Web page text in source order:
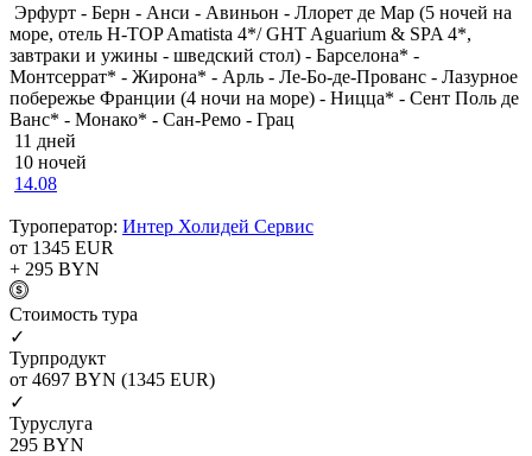
Эрфурт - Берн - Анси - Авиньон - Ллорет де Мар (5 ночей на
море, отель H-TOP Amatista 4*/ GHT Aguarium & SPA 4*,
завтраки и ужины - шведский стол) - Барселона* -
Монтсеррат* - Жирона* - Арль - Ле-Бо-де-Прованс - Лазурное
побережье Франции (4 ночи на море) - Ницца* - Сент Поль де
Ванс* - Монако* - Сан-Ремо - Грац
11 дней
10 ночей
14.08
Туроператор: Интер Холидей Сервис
от 1345 EUR
+ 295 BYN
Cтоимость тура
✓
Турпродукт
от 4697 BYN (1345 EUR)
✓
Туруслуга
295 BYN